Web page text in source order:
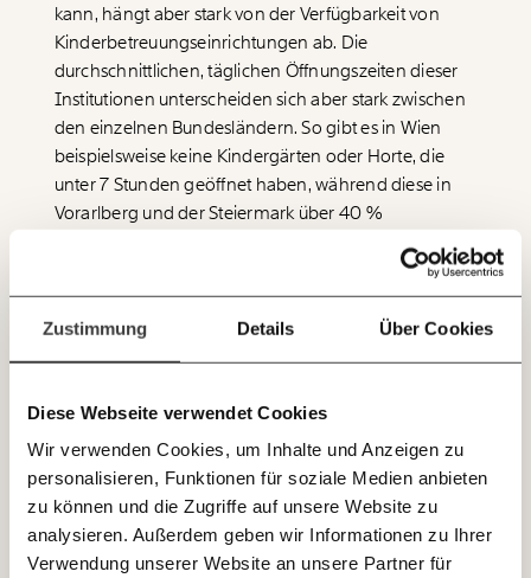
Zustimmung Details Über Cookies
Diese Webseite verwendet Cookies
Wir verwenden Cookies, um Inhalte und Anzeigen zu
personalisieren, Funktionen für soziale Medien anbieten
zu können und die Zugriffe auf unsere Website zu
analysieren. Außerdem geben wir Informationen zu Ihrer
Verwendung unserer Website an unsere Partner für
JETZT
EINFACH
TEILEN.
WerdeFördermitgliedund wir können gemeinsam
unsere Wirtschaft so gestalten, dass sie für alle
funktioniert. Unsere Recherchen sind für alle frei im
Netz. Unabhängig und werbefrei. Und das wird auch
so bleiben. Kämpf’ mit uns für den Fortschritt und
unterstütze uns mit Deinem Mitgliedsbeitrag.
Du überweist lieber direkt?
Hier unsere IBAN: AT34 4300 0498 0007 6017
Fragen und Antworten.
Immer auf dem
mit unseren gratis
E-Mail-Newslettern!
kann, hängt aber stark von der Verfügbarkeit von
Kinderbetreuungseinrichtungen ab. Die
durchschnittlichen, täglichen Öffnungszeiten dieser
Institutionen unterscheiden sich aber stark zwischen
den einzelnen Bundesländern. So gibt es in Wien
beispielsweise keine Kindergärten oder Horte, die
unter 7 Stunden geöffnet haben, während diese in
Vorarlberg und der Steiermark über 40 %
ausmachen. Gleichzeitig haben in Wien mehr als
85 % über 10 Stunden geöffnet – ein Wert an den
kein anderes Bundesland auch nur annähernd
herankommt. Vergleicht man die Öffnungszeiten mit
den Gender Pay Gaps der einzelnen Bundesländern,
Bundesländer mit guter Verfügbarkeit von
Kinderbetreuungseinrichtungen haben einen
vergleichsweise niedrigenGender Pay Gap
Bundesländern mit einer schlechten Verfügbarkeit
gibt es einen hohen Einkommensunterschied.